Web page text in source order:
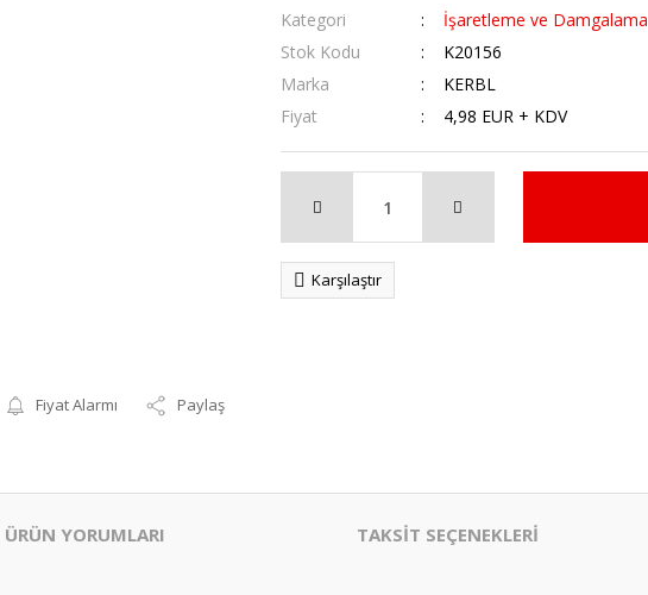
Fiyat Alarmı Paylaş
Kategori
İşaretleme ve Damgalama
Stok Kodu
K20156
Marka
KERBL
Fiyat
4,98 EUR + KDV
Karşılaştır
ÜRÜN YORUMLARI TAKSİT SEÇENEKLERİ